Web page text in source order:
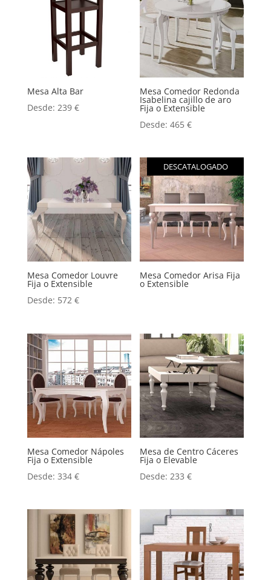
Mesa Alta Bar
Desde: 239 €
Mesa Comedor Redonda
Isabelina cajillo de aro
Fija o Extensible
Desde:465€
Mesa Comedor Louvre
Fija o Extensible
Desde: 572 €
DESCATALOGADO
Mesa Comedor Arisa Fija
o Extensible
Mesa Comedor Nápoles
Fija o Extensible
Desde: 334 €
Mesa de Centro Cáceres
Fija o Elevable
Desde: 233€